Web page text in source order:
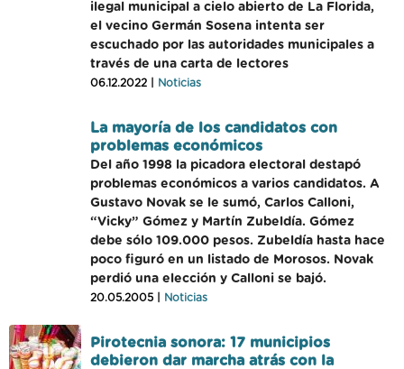
ilegal municipal a cielo abierto de La Florida,
el vecino Germán Sosena intenta ser
escuchado por las autoridades municipales a
través de una carta de lectores
06.12.2022 | Noticias
La mayoría de los candidatos con
problemas económicos
Del año 1998 la picadora electoral destapó
problemas económicos a varios candidatos. A
Gustavo Novak se le sumó, Carlos Calloni,
“Vicky” Gómez y Martín Zubeldía. Gómez
debe sólo 109.000 pesos. Zubeldía hasta hace
poco figuró en un listado de Morosos. Novak
perdió una elección y Calloni se bajó.
20.05.2005 | Noticias
Pirotecnia sonora: 17 municipios
debieron dar marcha atrás con la